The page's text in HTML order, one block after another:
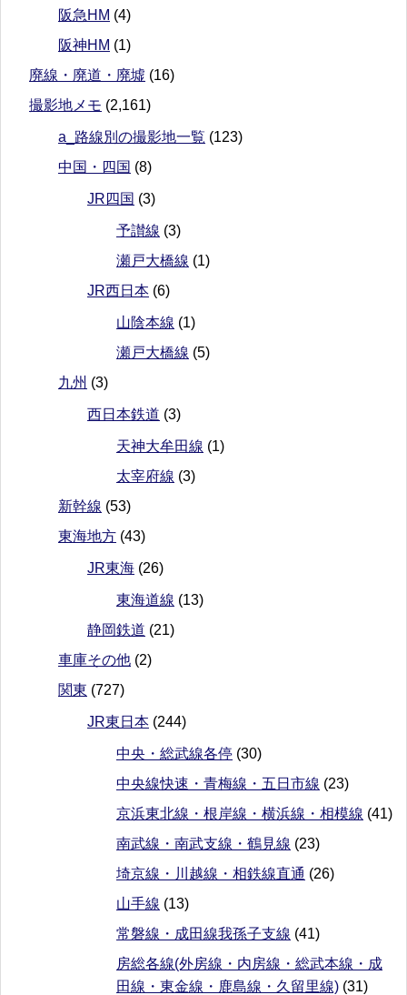
阪急HM (4)
阪神HM (1)
廃線・廃道・廃墟 (16)
撮影地メモ (2,161)
a_路線別の撮影地一覧 (123)
中国・四国 (8)
JR四国 (3)
予讃線 (3)
瀬戸大橋線 (1)
JR西日本 (6)
山陰本線 (1)
瀬戸大橋線 (5)
九州 (3)
西日本鉄道 (3)
天神大牟田線 (1)
太宰府線 (3)
新幹線 (53)
東海地方 (43)
JR東海 (26)
東海道線 (13)
静岡鉄道 (21)
車庫その他 (2)
関東 (727)
JR東日本 (244)
中央・総武線各停 (30)
中央線快速・青梅線・五日市線 (23)
京浜東北線・根岸線・横浜線・相模線 (41)
南武線・南武支線・鶴見線 (23)
埼京線・川越線・相鉄線直通 (26)
山手線 (13)
常磐線・成田線我孫子支線 (41)
房総各線(外房線・内房線・総武本線・成
田線・東金線・鹿島線・久留里線) (31)